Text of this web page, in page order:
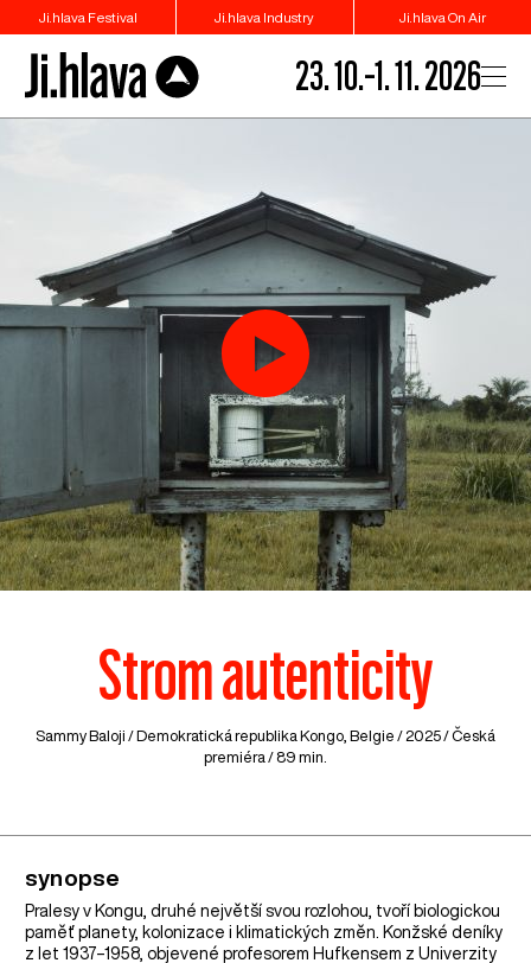
Ji.hlava Festival Ji.hlava Industry Ji.hlava On Air
23. 10.–1. 11. 2026
Strom autenticity
Sammy Baloji / Demokratická republika Kongo Belgie / 2025 / Česká
premiéra / 89 min.
synopse
Pralesy v Kongu, druhé největší svou rozlohou, tvoří biologickou
paměť planety, kolonizace i klimatických změn. Konžské deníky
z let 1937–1958, objevené profesorem Hufkensem z Univerzity